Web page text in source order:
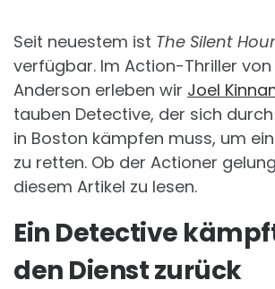
Seit neuestem ist The Silent Hour
verfügbar. Im Action-Thriller von
Anderson erleben wir Joel
tauben Detective, der sich
in Boston kämpfen muss, um
zu retten. Ob der Actioner
diesem Artikel zu lesen.
Ein Detective
den Dienst zurück